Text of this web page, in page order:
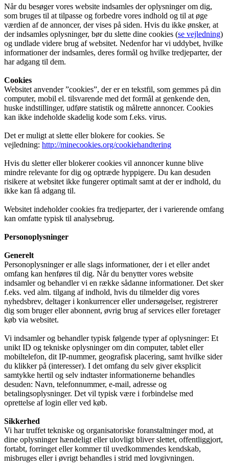
Når du besøger vores website indsamles der oplysninger om dig,
som bruges til at tilpasse og forbedre vores indhold og til at øge
værdien af de annoncer, der vises på siden. Hvis du ikke ønsker, at
der indsamles oplysninger, bør du slette dine cookies (se vejledning)
og undlade videre brug af websitet. Nedenfor har vi uddybet, hvilke
informationer der indsamles, deres formål og hvilke tredjeparter, der
har adgang til dem.
Cookies
Websitet anvender ”cookies”, der er en tekstfil, som gemmes på din
computer, mobil el. tilsvarende med det formål at genkende den,
huske indstillinger, udføre statistik og målrette annoncer. Cookies
kan ikke indeholde skadelig kode som f.eks. virus.
Det er muligt at slette eller blokere for cookies. Se
vejledning: http://minecookies.org/cookiehandtering
Hvis du sletter eller blokerer cookies vil annoncer kunne blive
mindre relevante for dig og optræde hyppigere. Du kan desuden
risikere at websitet ikke fungerer optimalt samt at der er indhold, du
ikke kan få adgang til.
Websitet indeholder cookies fra tredjeparter, der i varierende omfang
kan omfatte typisk til analysebrug.
Personoplysninger
Generelt
Personoplysninger er alle slags informationer, der i et eller andet
omfang kan henføres til dig. Når du benytter vores website
indsamler og behandler vi en række sådanne informationer. Det sker
f.eks. ved alm. tilgang af indhold, hvis du tilmelder dig vores
nyhedsbrev, deltager i konkurrencer eller undersøgelser, registrerer
dig som bruger eller abonnent, øvrig brug af services eller foretager
køb via websitet.
Vi indsamler og behandler typisk følgende typer af oplysninger: Et
unikt ID og tekniske oplysninger om din computer, tablet eller
mobiltelefon, dit IP-nummer, geografisk placering, samt hvilke sider
du klikker på (interesser). I det omfang du selv giver eksplicit
samtykke hertil og selv indtaster informationerne behandles
desuden: Navn, telefonnummer, e-mail, adresse og
betalingsoplysninger. Det vil typisk være i forbindelse med
oprettelse af login eller ved køb.
Sikkerhed
Vi har truffet tekniske og organisatoriske foranstaltninger mod, at
dine oplysninger hændeligt eller ulovligt bliver slettet, offentliggjort,
fortabt, forringet eller kommer til uvedkommendes kendskab,
misbruges eller i øvrigt behandles i strid med lovgivningen.